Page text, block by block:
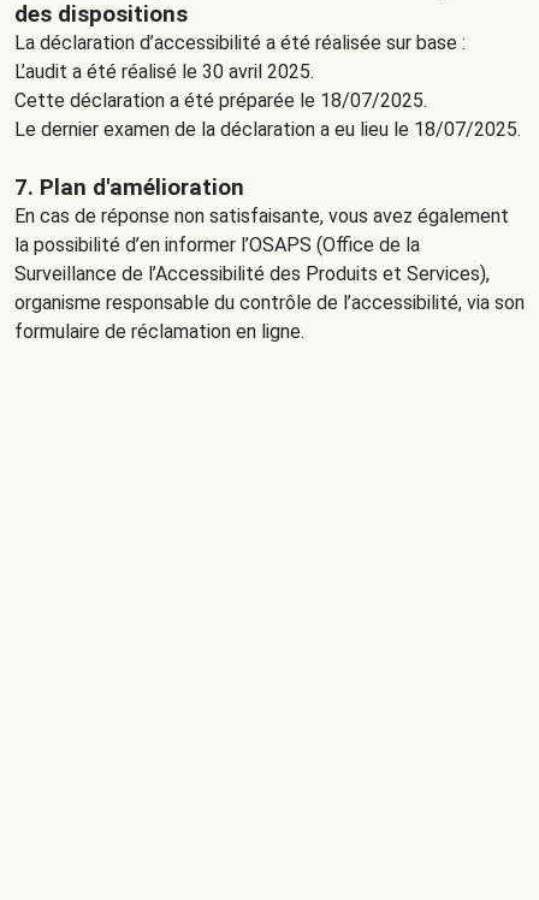
des dispositions
La déclaration d’accessibilité a été réalisée sur base :
L’audit a été réalisé le 30 avril 2025.
Cette déclaration a été préparée le 18/07/2025.
Le dernier examen de la déclaration a eu lieu le 18/07/2025.
7. Plan d'amélioration
En cas de réponse non satisfaisante, vous avez également
la possibilité d’en informer l’OSAPS (Office de la
Surveillance de l’Accessibilité des Produits et Services),
organisme responsable du contrôle de l’accessibilité, via son
formulaire de réclamation en ligne.